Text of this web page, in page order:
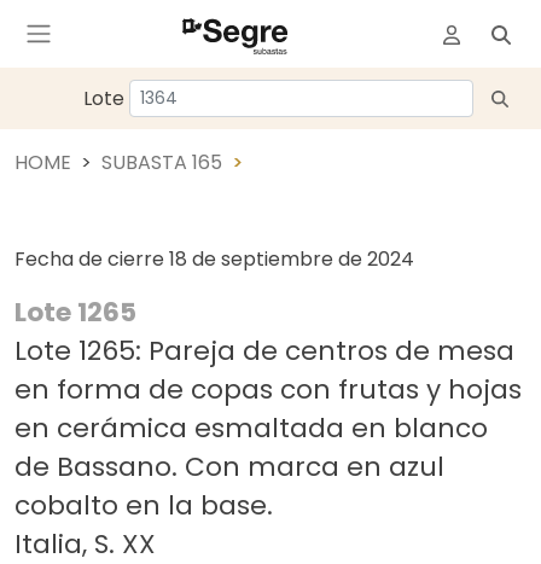
Lote
HOME SUBASTA 165
Fecha de cierre 18 de septiembre de 2024
Lote 1265
Lote 1265: Pareja de centros de mesa
en forma de copas con frutas y hojas
en cerámica esmaltada en blanco
de Bassano. Con marca en azul
cobalto en la base.
Italia, S. XX